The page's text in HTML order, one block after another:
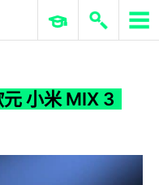
ERP 與商業 AI
小米 MIX 3